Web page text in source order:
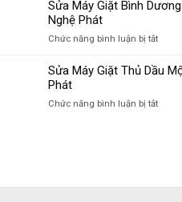
Hiệu
&
Xử
Nhanh
Phải
Gì?
Xử
Sửa Máy Giặt Bình
Nghệ Phát
Chức năng bình luận bị tắtở
Máy
Dương
Sửa Máy Giặt Thủ Dầu
Phát
Chức năng bình luận bị tắtở
Một